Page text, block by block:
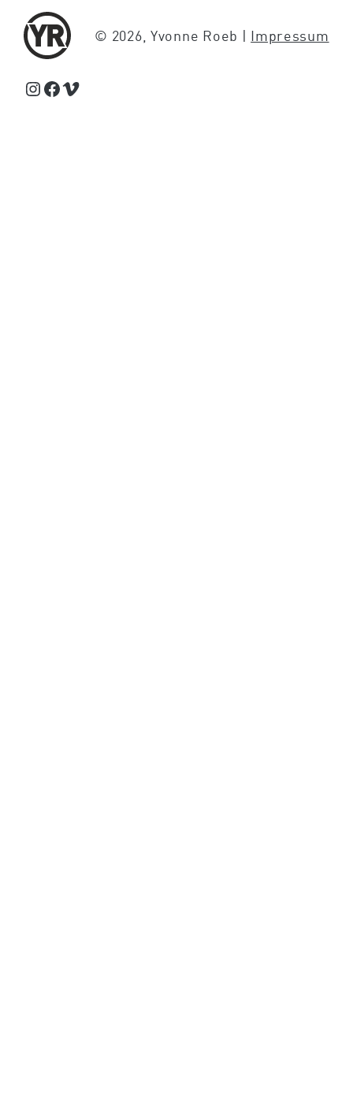
© 2026, Yvonne Roeb | Impressum
Schaue Feed, Reels und Storys auf Instagram von Yvonne Roeb
Facebook
Schaue Videos auf Vimeo über Yvonne Roeb